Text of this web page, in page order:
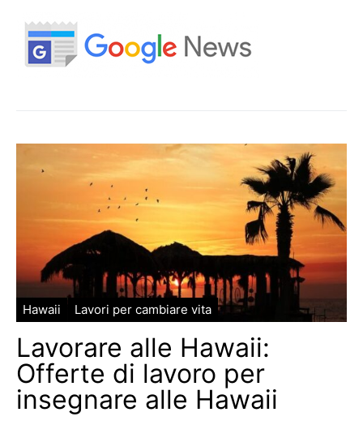
Hawaii Lavori per cambiare vita
Lavorare alle Hawaii:
Offerte di lavoro per
insegnare alle Hawaii